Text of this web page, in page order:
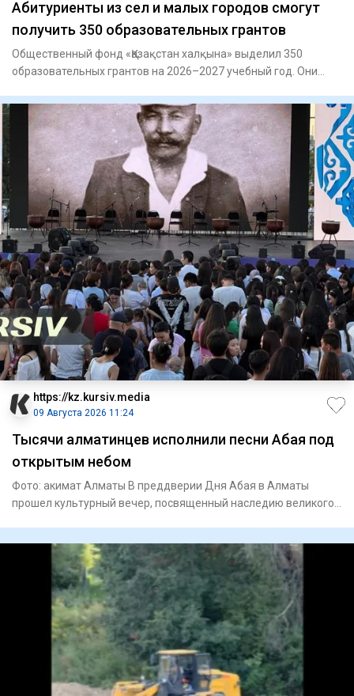
Абитуриенты из сел и малых городов смогут
получить 350 образовательных грантов
Общественный фонд «Қазақстан халқына» выделил 350
образовательных грантов на 2026–2027 учебный год. Они
https://kz.kursiv.media
09 Августа 2026 11:24
Тысячи алматинцев исполнили песни Абая под
открытым небом
Фото: акимат Алматы В преддверии Дня Абая в Алматы
прошел культурный вечер, посвященный наследию великого